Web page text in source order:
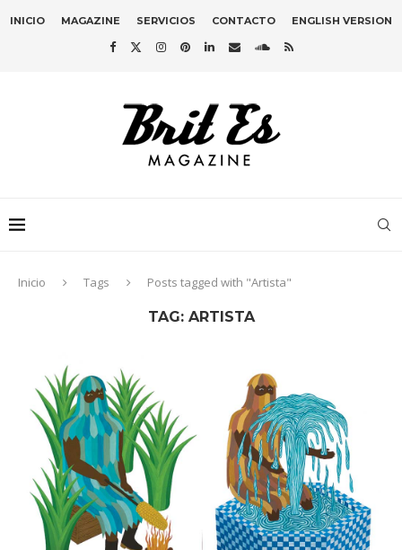
INICIO MAGAZINE SERVICIOS CONTACTO ENGLISH VERSION
Inicio Tags Posts tagged with "Artista"
TAG: ARTISTA